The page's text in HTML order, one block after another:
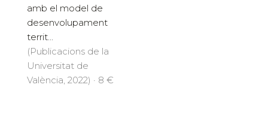
amb el model de
desenvolupament
territ...
(Publicacions de la
Universitat de
València, 2022) · 8 €